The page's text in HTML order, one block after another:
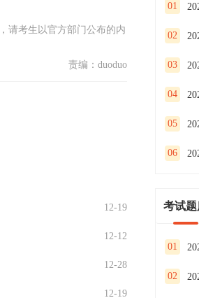
请考生以官方部门公布的内
责编：duoduo
12-19
12-12
12-28
12-19
01
02
03
04
05
06
考试题
01
02